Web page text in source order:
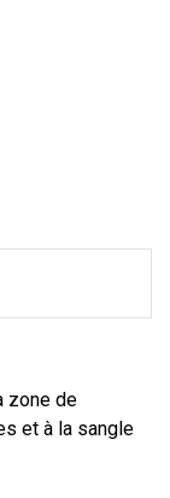
zone de
et à la sangle